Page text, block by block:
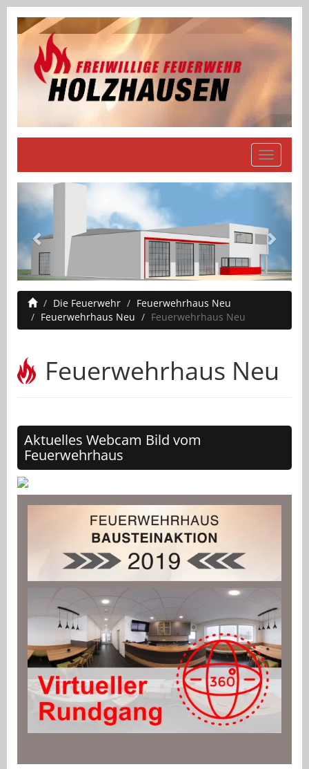
vor
Die Feuerwehr
Feuerwehrhaus Neu
Feuerwehrhaus Neu
Feuerwehrhaus Neu
Feuerwehrhaus Neu
Aktuelles Webcam Bild vom
Feuerwehrhaus